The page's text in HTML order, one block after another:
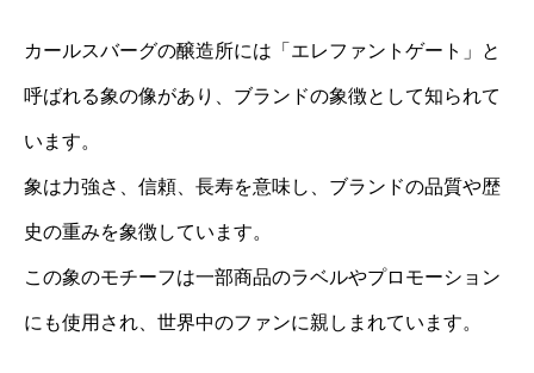
カールスバーグの醸造所には「エレファントゲート」と
呼ばれる象の像があり、ブランドの象徴として知られて
います。
象は力強さ、信頼、長寿を意味し、ブランドの品質や歴
史の重みを象徴しています。
この象のモチーフは一部商品のラベルやプロモーション
にも使用され、世界中のファンに親しまれています。